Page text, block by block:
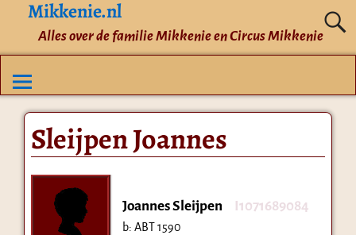
Mikkenie.nl
Alles over de familie Mikkenie en Circus Mikkenie
Sleijpen Joannes
Joannes Sleijpen I1071689084
b: ABT 1590